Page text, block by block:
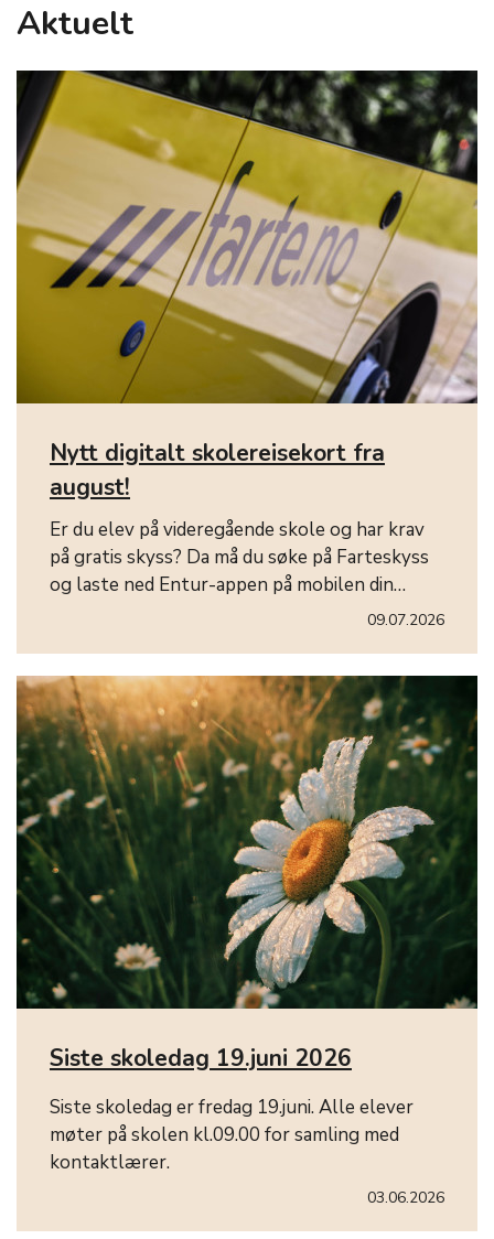
Aktuelt
Nytt digitalt skolereisekort fra
august!
Er du elev på videregående skole og har krav
på gratis skyss? Da må du søke på Farteskyss
og laste ned Entur-appen på mobilen din…
09.07.2026
Siste skoledag 19.juni 2026
Siste skoledag er fredag 19.juni. Alle elever
møter på skolen kl.09.00 for samling med
kontaktlærer.
03.06.2026